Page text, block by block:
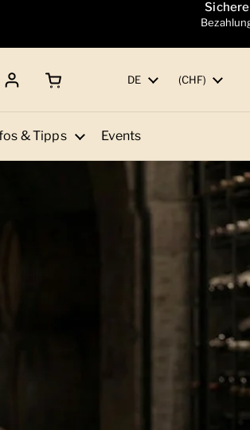
Sichere
Sprache
DE Land/Region
(CHF)
& Tipps Events